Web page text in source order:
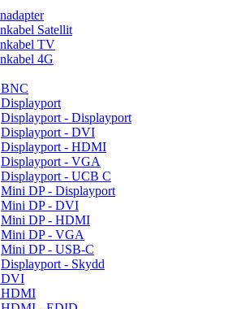
Satellit
TV
4G
Displayport - Displayport
Displayport - DVI
Displayport - HDMI
Displayport - VGA
Displayport - UCB C
Mini DP - Displayport
Mini DP - DVI
Mini DP - HDMI
Mini DP - VGA
Mini DP - USB-C
Displayport - Skydd